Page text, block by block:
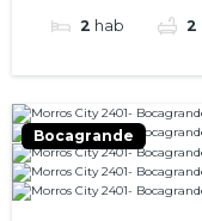
2 hab 2
Bocagrande